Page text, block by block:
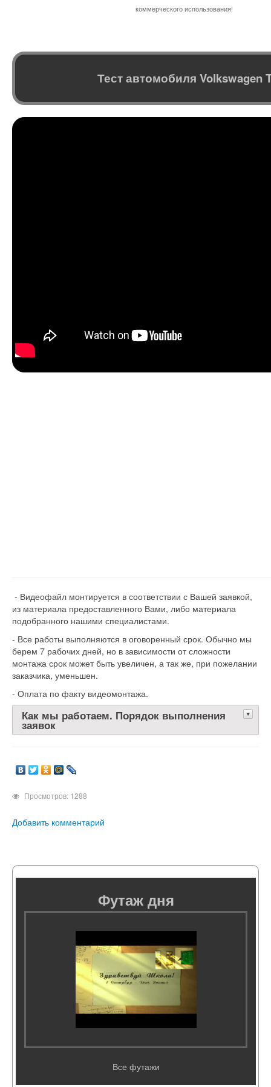
коммерческого использования!
Тест автомобиля Volkswagen
- Видеофайл монтируется в соответствии с Вашей заявкой,
из материала предоставленного Вами, либо материала
подобранного нашими специалистами.
- Все работы выполняются в оговоренный срок. Обычно мы
берем 7 рабочих дней, но в зависимости от сложности
монтажа срок может быть увеличен, а так же, при пожелании
заказчика, уменьшен.
- Оплата по факту видеомонтажа.
Как мы работаем. Порядок выполнения
заявок
Просмотров: 1288
Добавить комментарий
Футаж дня
Все футажи